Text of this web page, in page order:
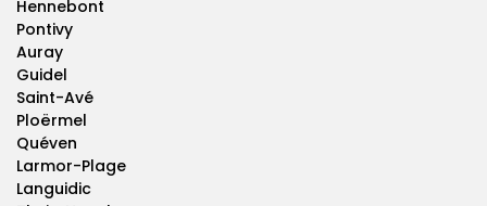
Hennebont
Pontivy
Auray
Guidel
Saint-Avé
Ploërmel
Quéven
Larmor-Plage
Languidic